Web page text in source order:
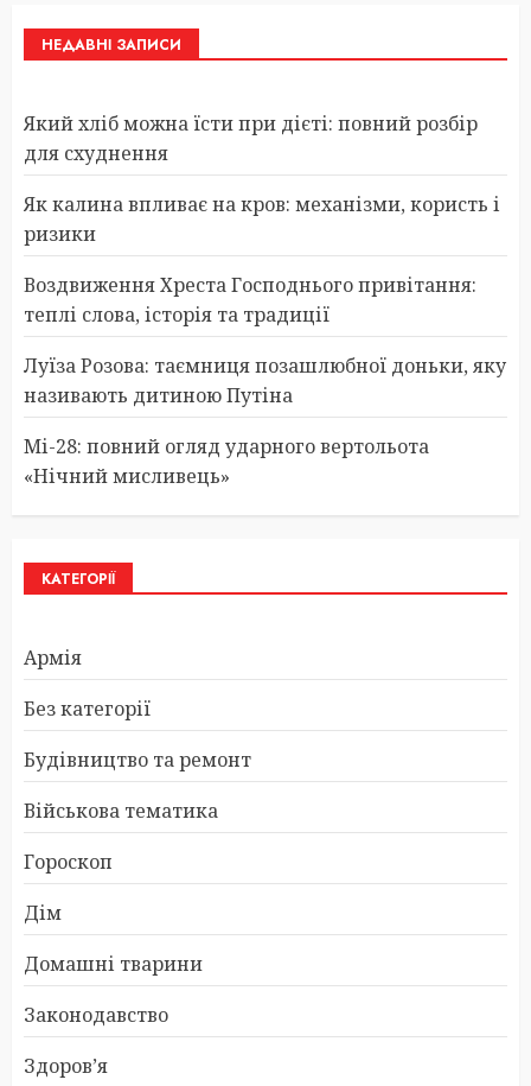
НЕДАВНІ ЗАПИСИ
Який хліб можна їсти при дієті: повний розбір
для схуднення
Як калина впливає на кров: механізми, користь і
ризики
Воздвиження Хреста Господнього привітання:
теплі слова, історія та традиції
Луїза Розова: таємниця позашлюбної доньки, яку
називають дитиною Путіна
Мі-28: повний огляд ударного вертольота
«Нічний мисливець»
КАТЕГОРІЇ
Армія
Без категорії
Будівництво та ремонт
Військова тематика
Гороскоп
Дім
Домашні тварини
Законодавство
Здоров’я